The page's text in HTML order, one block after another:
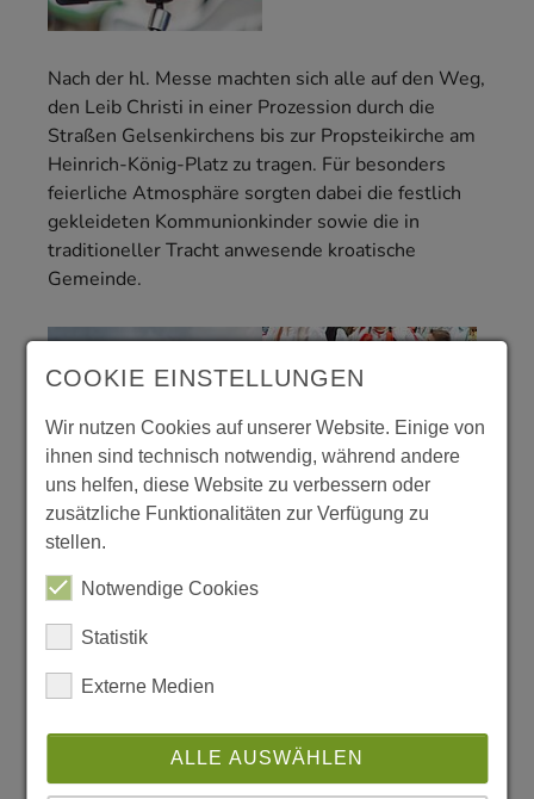
Nach der hl. Messe machten sich alle auf den Weg,
den Leib Christi in einer Prozession durch die
Straßen Gelsenkirchens bis zur Propsteikirche am
Heinrich-König-Platz zu tragen. Für besonders
feierliche Atmosphäre sorgten dabei die festlich
gekleideten Kommunionkinder sowie die in
traditioneller Tracht anwesende kroatische
Gemeinde.
COOKIE EINSTELLUNGEN
Wir nutzen Cookies auf unserer Website. Einige von
ihnen sind technisch notwendig, während andere
uns helfen, diese Website zu verbessern oder
zusätzliche Funktionalitäten zur Verfügung zu
stellen.
Notwendige Cookies
Statistik
Externe Medien
ALLE AUSWÄHLEN